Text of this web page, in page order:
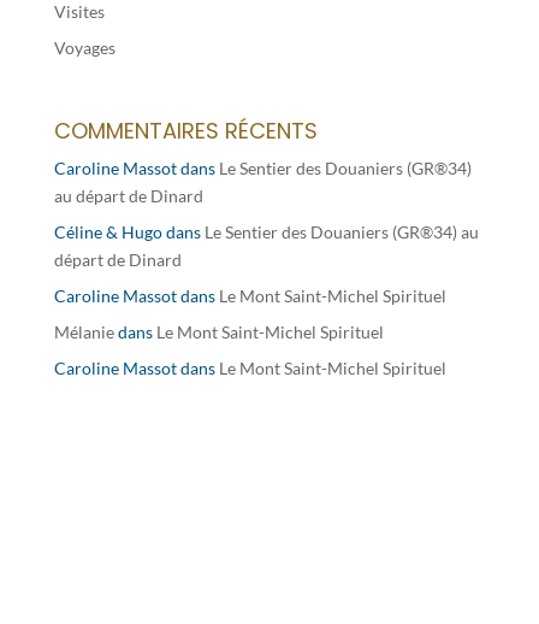
Visites
Voyages
COMMENTAIRES RÉCENTS
Caroline Massotdans Le Sentier des Douaniers (GR®34)
au départ de Dinard
Céline & Hugodans Le Sentier des Douaniers (GR®34) au
départ de Dinard
Caroline Massotdans Le Mont Saint-Michel Spirituel
Mélaniedans Le Mont Saint-Michel Spirituel
Caroline Massotdans Le Mont Saint-Michel Spirituel